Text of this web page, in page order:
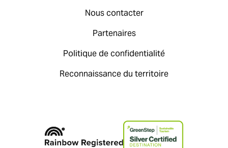
Nous contacter
Partenaires
Politique de confidentialité
Reconnaissance du territoire